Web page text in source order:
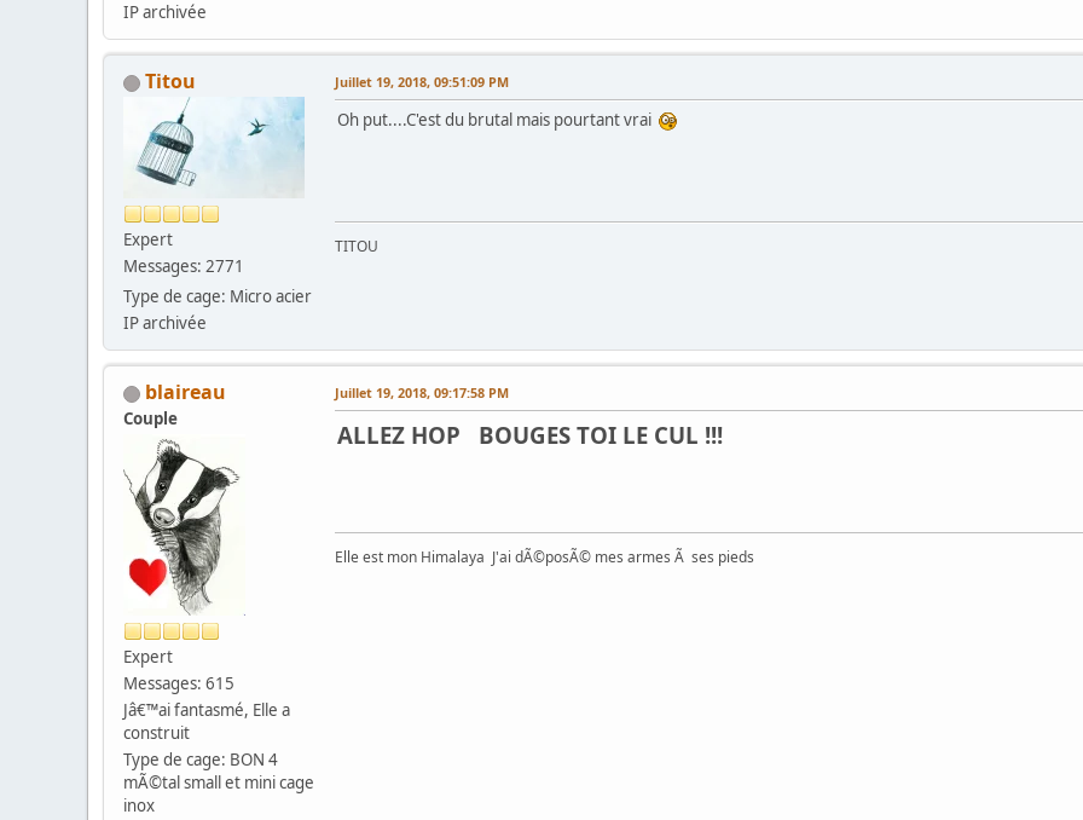
IP archivée
Titou
Expert
Messages: 2771
Type de cage: Micro acier
IP archivée
Juillet 19, 2018, 09:51:09 PM
Oh put....C'est du brutal mais pourtant vrai
TITOU
blaireau
Couple
Expert
Messages: 615
Jâ€™ai fantasmé, Elle a
construit
Type de cage: BON 4
mÃ©tal small et mini cage
inox
Juillet 19, 2018, 09:17:58 PM
ALLEZ HOP BOUGES TOI LE CUL !!!
Elle est mon Himalaya J'ai dÃ©posÃ© mes armes Ã ses pieds